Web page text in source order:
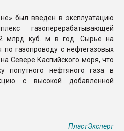
был введен в эксплуатацию
газоперерабатывающей
млрд куб. м в год. Сырье на
по газопроводу с нефтегазовых
Севере Каспийского моря, что
попутного нефтяного газа в
с высокой добавленной
ПластЭксперт